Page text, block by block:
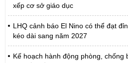
xếp cơ sở giáo dục
LHQ cảnh báo El Nino có thể đạt
kéo dài sang năm 2027
Kế hoạch hành động phòng, chống